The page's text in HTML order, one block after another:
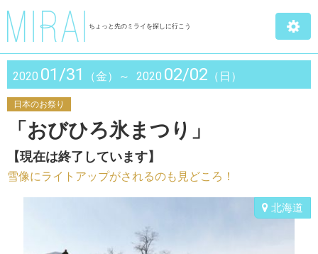
ちょっと先のミライを探しに行こう
2020 01/31 （金）～ 2020 02/02 （日）
日本のお祭り
「おびひろ氷まつり」
【現在は終了しています】
雪像にライトアップがされるのも見どころ！
北海道